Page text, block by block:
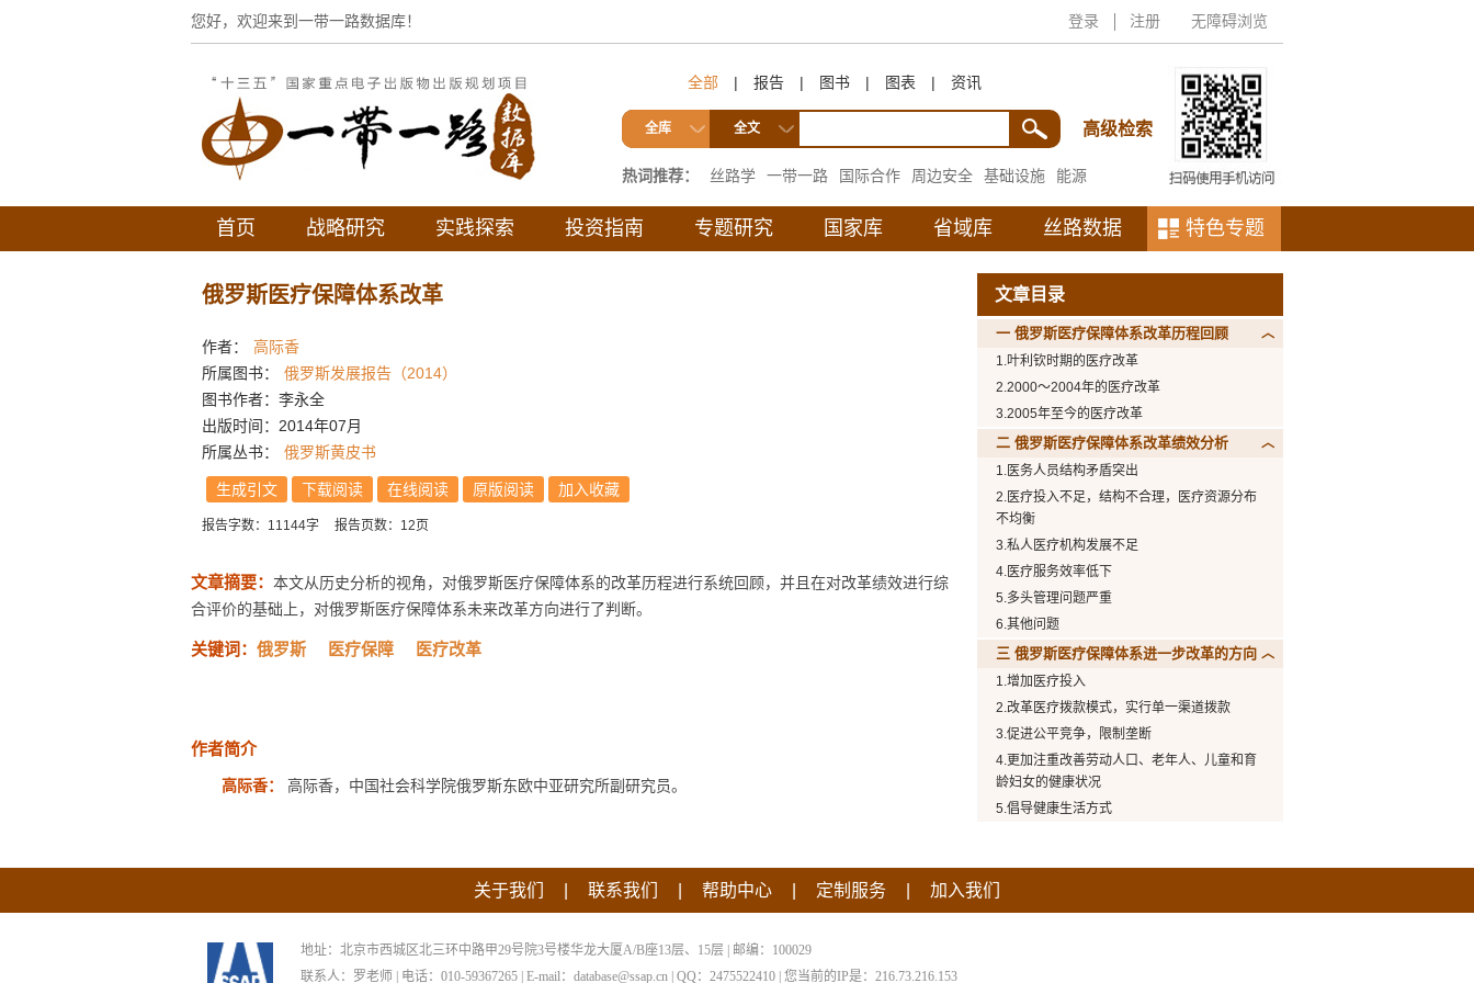
登录 注册 无障碍浏览
您好，欢迎来到一带一路数据库！
全部 | 报告 | 图书 | 图表 | 资讯
全库 全文 高级检索
热词推荐： 丝路学 一带一路 国际合作 周边安全 基础设施
能源
互联互通
首页 战略研究 实践探索 投资指南 专题研究 国家库 省域库 丝路数据 特色专题
俄罗斯医疗保障体系改革
作者：
高际香
所属图书：
俄罗斯发展报告（2014）
图书作者：李永全
出版时间：2014年07月
所属丛书：
俄罗斯黄皮书
生成引文 下载阅读 在线阅读 原版阅读 加入收藏
报告字数：11144字 报告页数：12页
文章摘要： 本文从历史分析的视角，对俄罗斯医疗保障体系的改革历程进行系统回顾，并且在对改革绩效进行综
合评价的基础上，对俄罗斯医疗保障体系未来改革方向进行了判断。
关键词： 俄罗斯 医疗保障 医疗改革
作者简介
高际香： 高际香，中国社会科学院俄罗斯东欧中亚研究所副研究员。
文章目录
一 俄罗斯医疗保障体系改革历程回顾
1.叶利钦时期的医疗改革
2.2000～2004年的医疗改革
3.2005年至今的医疗改革
二 俄罗斯医疗保障体系改革绩效分析
1.医务人员结构矛盾突出
2.医疗投入不足，结构不合理，医疗资源分布
不均衡
3.私人医疗机构发展不足
4.医疗服务效率低下
5.多头管理问题严重
6.其他问题
三 俄罗斯医疗保障体系进一步改革的方向
1.增加医疗投入
2.改革医疗拨款模式，实行单一渠道拨款
3.促进公平竞争，限制垄断
4.更加注重改善劳动人口、老年人、儿童和育
龄妇女的健康状况
5.倡导健康生活方式
关于我们 联系我们 帮助中心 定制服务 加入我们
地址：北京市西城区北三环中路甲29号院3号楼华龙大厦A/B座13层、15层 | 邮编：100029
联系人：罗老师 | 电话：010-59367265 | E-mail：database@ssap.cn | QQ：2475522410 | 您当前的IP是： 216.73.216.153